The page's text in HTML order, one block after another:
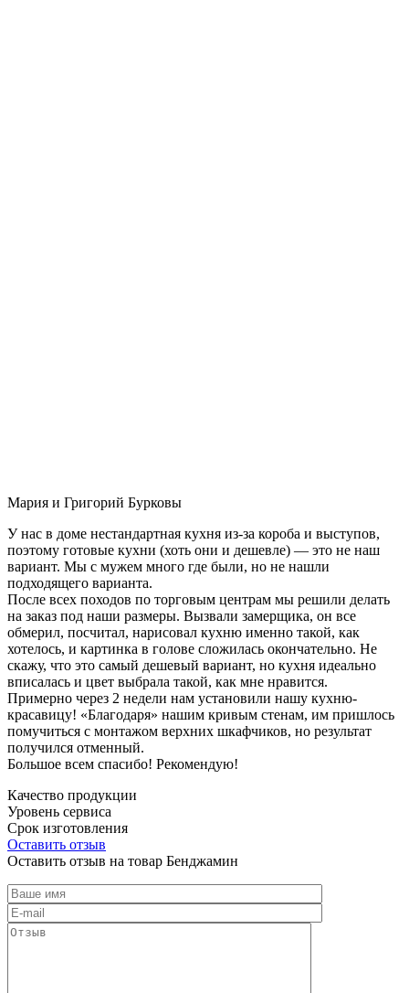
Мария и Григорий Бурковы
У нас в доме нестандартная кухня из-за короба и выступов,
поэтому готовые кухни (хоть они и дешевле) — это не наш
вариант. Мы с мужем много где были, но не нашли
подходящего варианта.
После всех походов по торговым центрам мы решили делать
на заказ под наши размеры. Вызвали замерщика, он все
обмерил, посчитал, нарисовал кухню именно такой, как
хотелось, и картинка в голове сложилась окончательно. Не
скажу, что это самый дешевый вариант, но кухня идеально
вписалась и цвет выбрала такой, как мне нравится.
Примерно через 2 недели нам установили нашу кухню-
красавицу! «Благодаря» нашим кривым стенам, им пришлось
помучиться с монтажом верхних шкафчиков, но результат
получился отменный.
Большое всем спасибо! Рекомендую!
Качество продукции
Уровень сервиса
Срок изготовления
Оставить отзыв
Оставить отзыв на товар Бенджамин